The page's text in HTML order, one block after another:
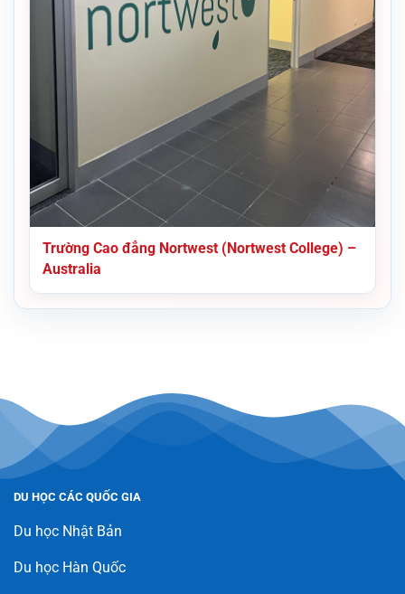
Trường Cao đẳng Nortwest (Nortwest College) –
Australia
DU HỌC CÁC QUỐC GIA
Du học Nhật Bản
Du học Hàn Quốc